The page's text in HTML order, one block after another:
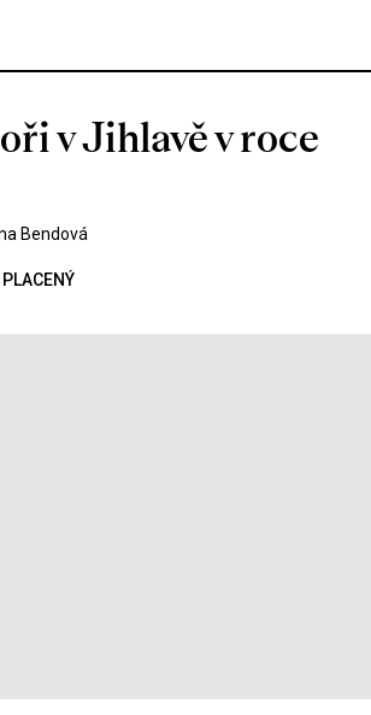
V košíku zatím nemáte žádné položky.
v Jihlavě v roce
Bendová
PLACENÝ